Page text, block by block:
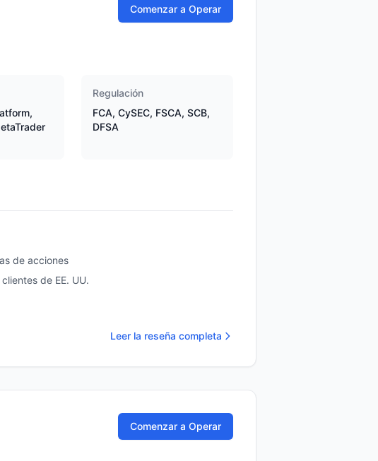
Comenzar a Operar
Regulación
FCA, CySEC, FSCA, SCB,
DFSA
de acciones
de EE. UU.
Leer la reseña completa
Comenzar a Operar